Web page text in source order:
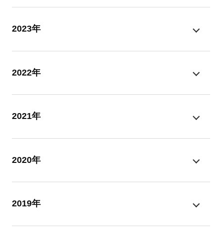
2023年
2022年
2021年
2020年
2019年